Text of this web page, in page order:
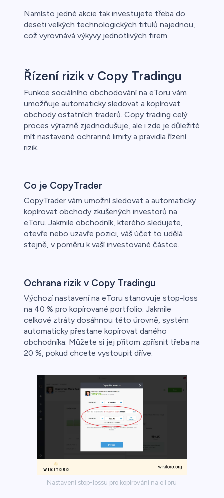
Namísto jedné akcie tak investujete třeba do
deseti velkých technologických titulů najednou,
což vyrovnává výkyvy jednotlivých firem.
Řízení rizik v Copy Tradingu
Funkce sociálního obchodování na eToru vám
umožňuje automaticky sledovat a kopírovat
obchody ostatních traderů. Copy trading celý
proces výrazně zjednodušuje, ale i zde je důležité
mít nastavené ochranné limity a pravidla řízení
rizik.
Co je CopyTrader
CopyTrader vám umožní sledovat a automaticky
kopírovat obchody zkušených investorů na
eToru. Jakmile obchodník, kterého sledujete,
otevře nebo uzavře pozici, váš účet to udělá
stejně, v poměru k vaší investované částce.
Ochrana rizik v Copy Tradingu
Výchozí nastavení na eToru stanovuje stop-loss
na 40 % pro kopírované portfolio. Jakmile
celkové ztráty dosáhnou této úrovně, systém
automaticky přestane kopírovat daného
obchodníka. Můžete si jej přitom zpřísnit třeba na
20 %, pokud chcete vystoupit dříve.
Nastavení stop-lossu pro kopírování na eToru